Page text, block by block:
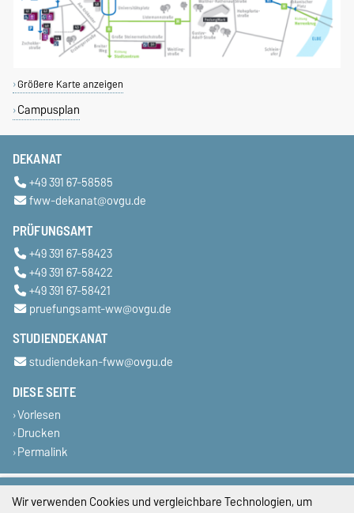
Größere Karte anzeigen
Campusplan
DEKANAT
+49 391 67-58585
fww-dekanat@ovgu.de
PRÜFUNGSAMT
+49 391 67-58423
+49 391 67-58422
+49 391 67-58421
pruefungsamt-ww@ovgu.de
STUDIENDEKANAT
studiendekan-fww@ovgu.de
DIESE SEITE
Vorlesen
Drucken
Permalink
Impressum
Wir verwenden Cookies und vergleichbare Technologien, um